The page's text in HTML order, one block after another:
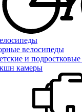
велосипеды
и
камеры